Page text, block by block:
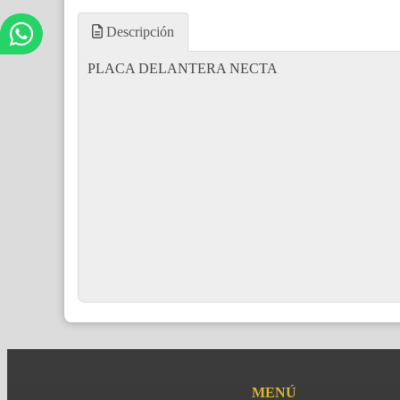
Descripción
PLACA DELANTERA NECTA
MENÚ